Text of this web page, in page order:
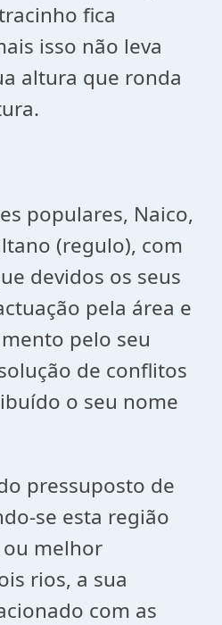
fica
isso não leva
altura que ronda
populares, Naico,
(regulo), com
devidos os seus
pela área e
pelo seu
de conflitos
o seu nome
pressuposto de
se esta região
melhor
rios, a sua
com as